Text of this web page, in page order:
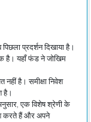
प्रदर्शन दिखाया है।
है। यहाँ फंड ने जोखिम
नहीं है। समीक्षा निवेश
है।
एक विशेष श्रेणी के
करते हैं और अपने